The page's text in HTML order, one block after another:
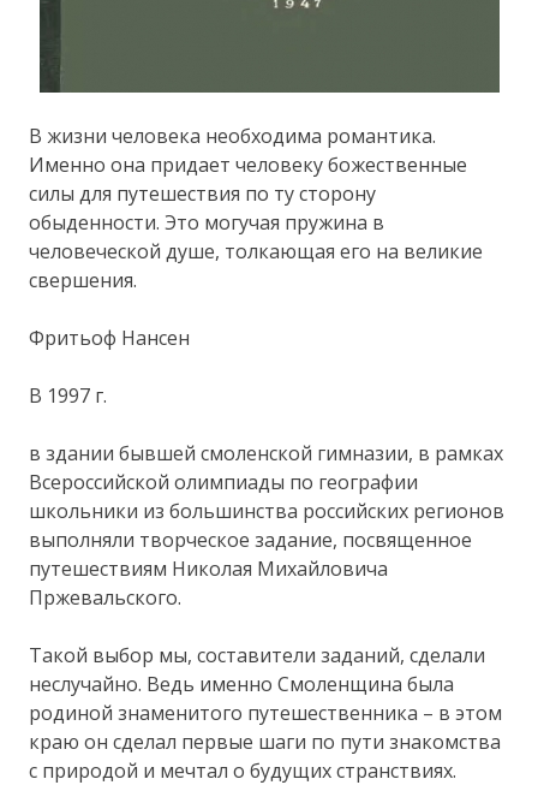
В жизни человека необходима романтика.
Именно она придает человеку божественные
силы для путешествия по ту сторону
обыденности. Это могучая пружина в
человеческой душе, толкающая его на великие
свершения.
Фритьоф Нансен
В 1997 г.
в здании бывшей смоленской гимназии, в рамках
Всероссийской олимпиады по географии
школьники из большинства российских регионов
выполняли творческое задание, посвященное
путешествиям Николая Михайловича
Пржевальского.
Такой выбор мы, составители заданий, сделали
неслучайно. Ведь именно Смоленщина была
родиной знаменитого путешественника – в этом
краю он сделал первые шаги по пути знакомства
с природой и мечтал о будущих странствиях.